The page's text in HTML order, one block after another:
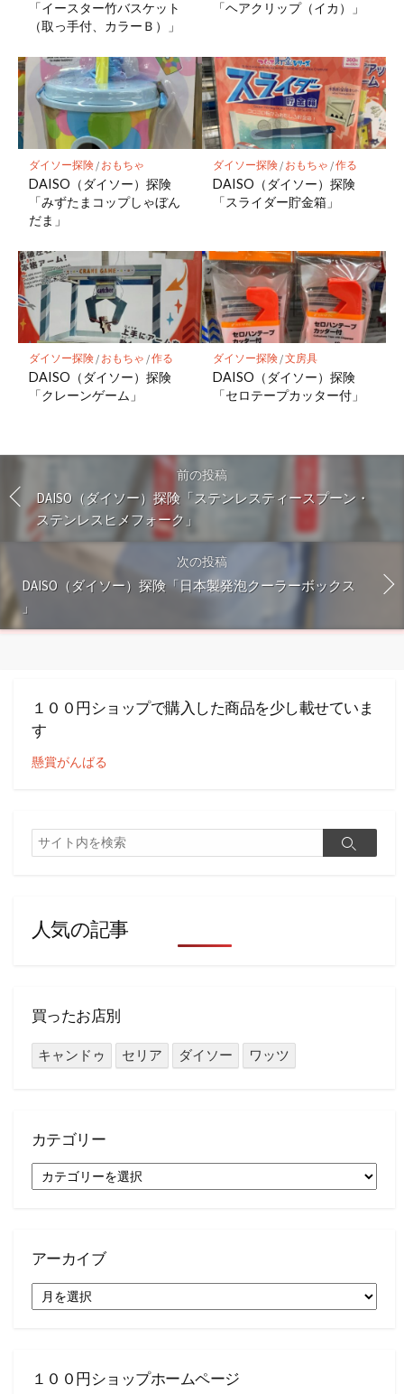
「イースター竹バスケット
（取っ手付、カラーＢ）」
「ヘアクリップ（イカ）」
ダイソー探険/ おもちゃ
DAISO（ダイソー）探険
「みずたまコップしゃぼん
だま」
ダイソー探険/ おもちゃ /作る
DAISO（ダイソー）探険
「スライダー貯金箱」
ダイソー探険/ おもちゃ /作る
DAISO（ダイソー）探険
「クレーンゲーム」
ダイソー探険/文房具
DAISO（ダイソー）探険
「セロテープカッター付」
前の投稿
DAISO（ダイソー）探険「ステンレスティースプーン・
ステンレスヒメフォーク」
次の投稿
DAISO（ダイソー）探険「日本製発泡クーラーボックス
」
１００円ショップで購入した商品を少し載せていま
す
懸賞がんばる
検
索
検
人気の記事
買ったお店別
キャンドゥ セリア ダイソー ワッツ
カテゴリー
テ
アーカイブ
ー
１００円ショップホームページ